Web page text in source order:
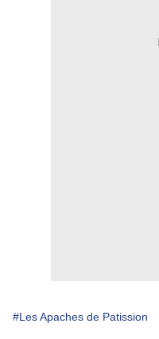
#Les Apaches de Patission